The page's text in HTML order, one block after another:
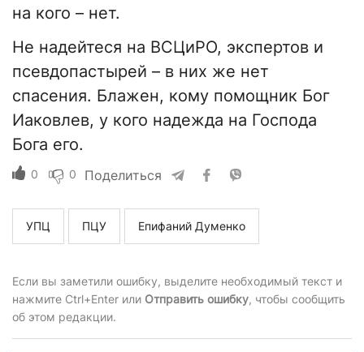
на кого – нет.
Не надейтеся на ВСЦиРО, экспертов и
псевдопастырей – в них же нет
спасения. Блажен, кому помощник Бог
Иаковлев, у кого надежда на Господа
Бога его.
0 0 Поделиться
УПЦ ПЦУ Епифаний Думенко
Если вы заметили ошибку, выделите необходимый текст и
нажмите Ctrl+Enter или Отправить ошибку, чтобы сообщить
об этом редакции.